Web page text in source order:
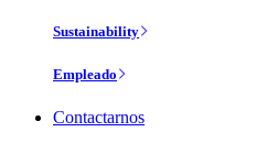
Sustainability
Empleado
Contactarnos